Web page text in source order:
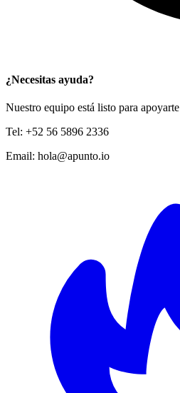
¿Necesitas ayuda?
Nuestro equipo está listo para apoyarte
Tel: +52 56 5896 2336
Email: hola@apunto.io